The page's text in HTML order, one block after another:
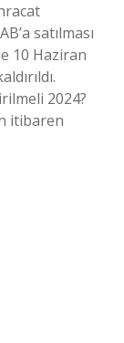
satılması
10 Haziran
2024?
itibaren